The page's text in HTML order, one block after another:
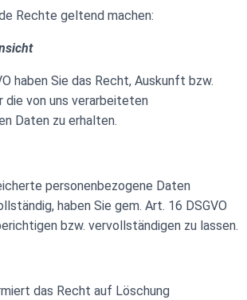
Rechte geltend machen:
haben Sie das Recht, Auskunft bzw.
die von uns verarbeiteten
Daten zu erhalten.
personenbezogene Daten
haben Sie gem. Art. 16 DSGVO
bzw. vervollständigen zu lassen.
das Recht auf Löschung